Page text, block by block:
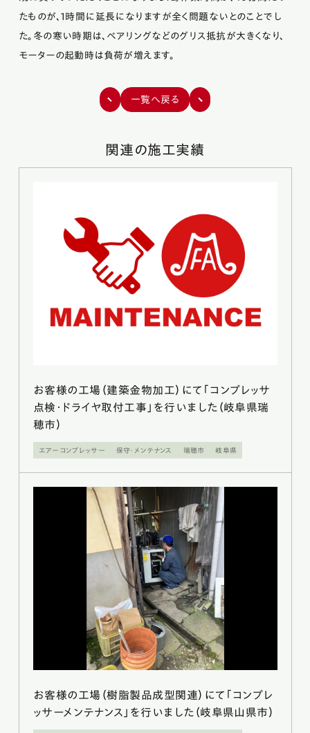
たものが、1時間に延長になりますが全く問題ないとのことでし
た。冬の寒い時期は、ベアリングなどのグリス抵抗が大きくなり、
モーターの起動時は負荷が増えます。
一覧へ戻る
関連の施工実績
お客様の工場（建築金物加工）にて「コンプレッサ
点検・ドライヤ取付工事」を行いました（岐阜県瑞
穂市）
エアーコンプレッサー 保守・メンテナンス 瑞穂市 岐阜県
お客様の工場（樹脂製品成型関連）にて「コンプレ
ッサーメンテナンス」を行いました（岐阜県山県市）